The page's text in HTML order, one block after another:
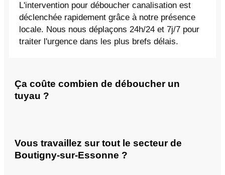
L'intervention pour déboucher canalisation est
déclenchée rapidement grâce à notre présence
locale. Nous nous déplaçons 24h/24 et 7j/7 pour
traiter l'urgence dans les plus brefs délais.
Ça coûte combien de déboucher un
tuyau ?
Vous travaillez sur tout le secteur de
Boutigny-sur-Essonne ?